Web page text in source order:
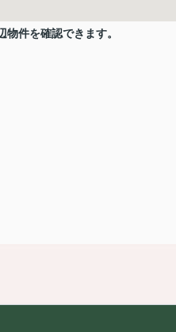
物件を確認できます。